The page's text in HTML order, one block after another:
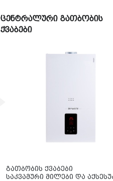
ცენტრალური გათბობის
ქვაბები
გათბობის ქვაბები
საკვამური მილები და